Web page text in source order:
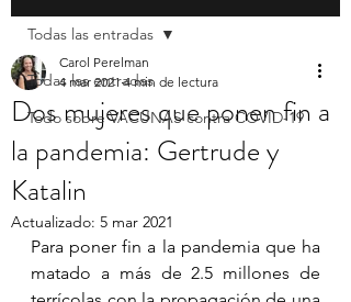
Todas las entradas
Todo sobre VACUNAS contra COVID-19
Todas las entradas
Dos mujeres que ponen fin a
la pandemia: Gertrude y
Katalin
Carol Perelman
4 mar 2021 4 min de lectura
Actualizado: 5 mar 2021
Para poner fin a la pandemia que ha
matado a más de 2.5 millones de